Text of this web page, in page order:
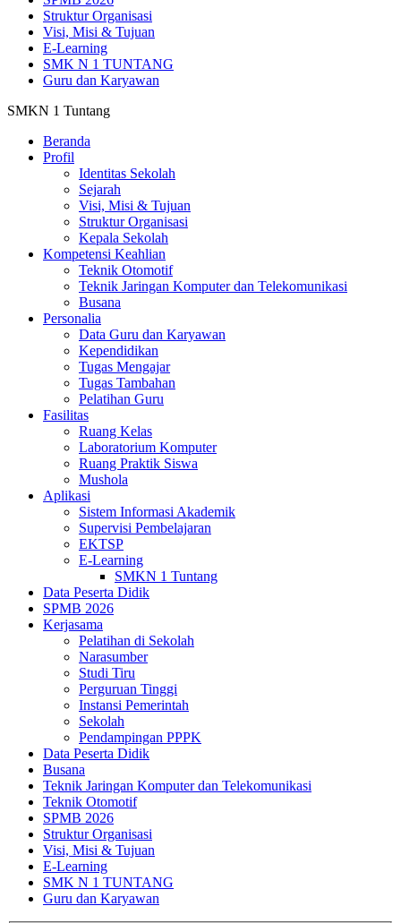
Struktur Organisasi
Visi, Misi & Tujuan
E-Learning
SMK N 1 TUNTANG
Guru dan Karyawan
SMKN 1 Tuntang
Beranda
Profil
Identitas Sekolah
Sejarah
Visi, Misi & Tujuan
Struktur Organisasi
Kepala Sekolah
Kompetensi Keahlian
Teknik Otomotif
Teknik Jaringan Komputer dan Telekomunikasi
Busana
Personalia
Data Guru dan Karyawan
Kependidikan
Tugas Mengajar
Tugas Tambahan
Pelatihan Guru
Fasilitas
Ruang Kelas
Laboratorium Komputer
Ruang Praktik Siswa
Mushola
Aplikasi
Sistem Informasi Akademik
Supervisi Pembelajaran
EKTSP
E-Learning
SMKN 1 Tuntang
Data Peserta Didik
SPMB 2026
Kerjasama
Pelatihan di Sekolah
Narasumber
Studi Tiru
Perguruan Tinggi
Instansi Pemerintah
Sekolah
Pendampingan PPPK
Data Peserta Didik
Busana
Teknik Jaringan Komputer dan Telekomunikasi
Teknik Otomotif
SPMB 2026
Struktur Organisasi
Visi, Misi & Tujuan
E-Learning
SMK N 1 TUNTANG
Guru dan Karyawan